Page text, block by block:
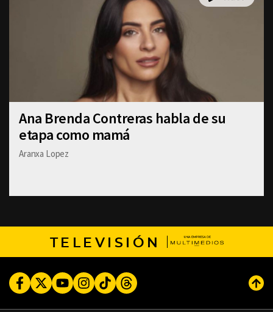
Ana Brenda Contreras habla de su
etapa como mamá
Aranxa Lopez
TELEVISIÓN
FacebookTwitterYoutubeInstagram
TikTokThreads